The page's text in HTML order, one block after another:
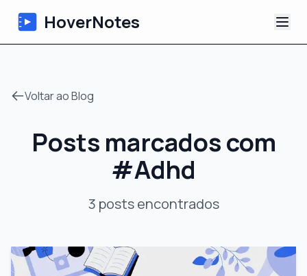
HoverNotes
Notas de Vídeo com IA
Tutoriais
Voltar ao Blog
Posts marcados com
#Adhd
3 posts encontrados